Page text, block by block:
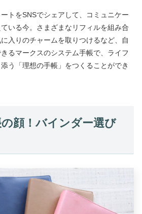
トをSNSでシェアして、コミュニケー
いる今。さまざまなリフィルを組み合
入りのチャームを取りつけるなど、自
るマークスのシステム手帳で、ライフ
う「理想の手帳」をつくることができ
顔！バインダー選び